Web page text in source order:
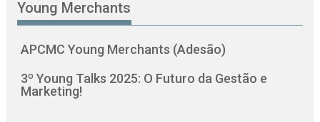
Young Merchants
APCMC Young Merchants (Adesão)
3º Young Talks 2025: O Futuro da Gestão e
Marketing!